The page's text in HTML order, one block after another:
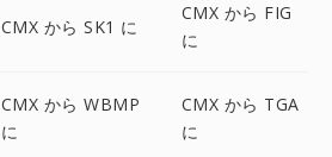
CMX から SK1 に
CMX から FIG
に
CMX から WBMP
に
CMX から TGA
に